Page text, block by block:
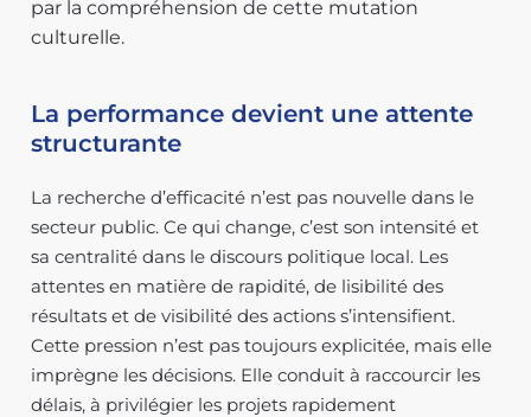
par la compréhension de cette mutation
culturelle.
La performance devient une attente
structurante
La recherche d’efficacité n’est pas nouvelle dans le
secteur public. Ce qui change, c’est son intensité et
sa centralité dans le discours politique local. Les
attentes en matière de rapidité, de lisibilité des
résultats et de visibilité des actions s’intensifient.
Cette pression n’est pas toujours explicitée, mais elle
imprègne les décisions. Elle conduit à raccourcir les
délais, à privilégier les projets rapidement